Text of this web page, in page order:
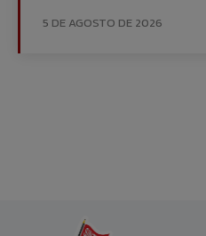
5 DE AGOSTO DE 2026